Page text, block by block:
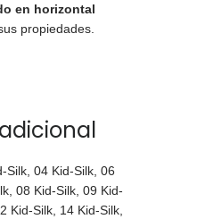
en horizontal
propiedades.
Silk, 04 Kid-Silk, 06
, 08 Kid-Silk, 09 Kid-
Kid-Silk, 14 Kid-Silk,